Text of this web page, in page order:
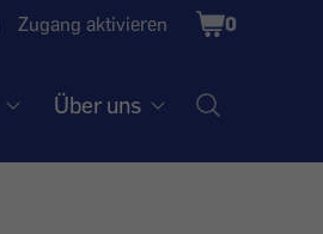
Zugang aktivieren
Shopping
Cart
0
Über uns